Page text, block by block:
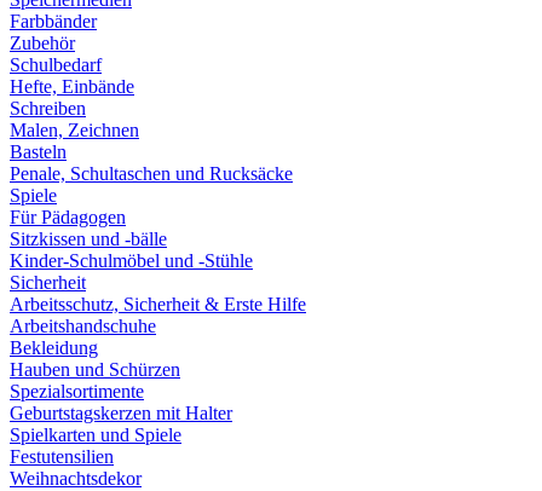
Farbbänder
Zubehör
Schulbedarf
Hefte, Einbände
Schreiben
Malen, Zeichnen
Basteln
Penale, Schultaschen und Rucksäcke
Spiele
Für Pädagogen
Sitzkissen und -bälle
Kinder-Schulmöbel und -Stühle
Sicherheit
Arbeitsschutz, Sicherheit & Erste Hilfe
Arbeitshandschuhe
Bekleidung
Hauben und Schürzen
Spezialsortimente
Geburtstagskerzen mit Halter
Spielkarten und Spiele
Festutensilien
Weihnachtsdekor